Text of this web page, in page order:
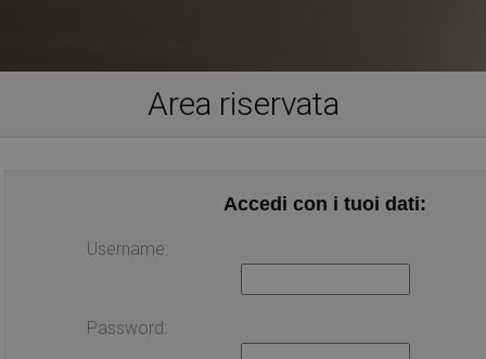
Area riservata
Accedi con i tuoi dati:
Username:
Password: